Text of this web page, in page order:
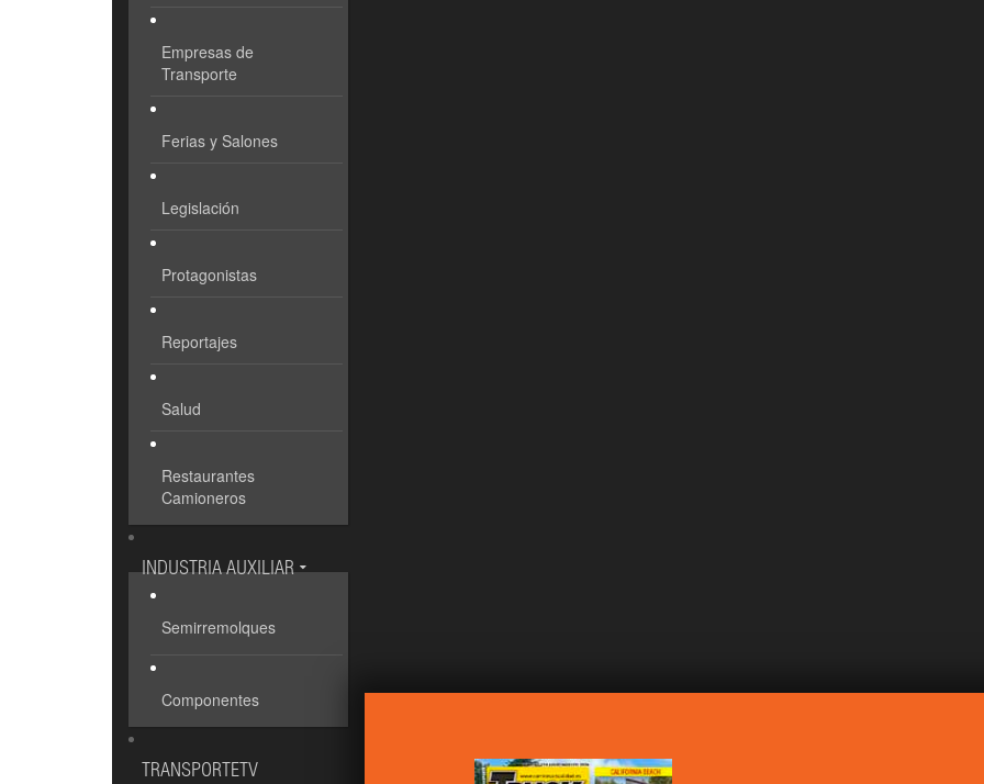
Empresas de
Transporte
Ferias y Salones
Legislación
Protagonistas
Reportajes
Salud
Restaurantes
Camioneros
INDUSTRIA AUXILIAR
Semirremolques
Componentes
TRANSPORTETV